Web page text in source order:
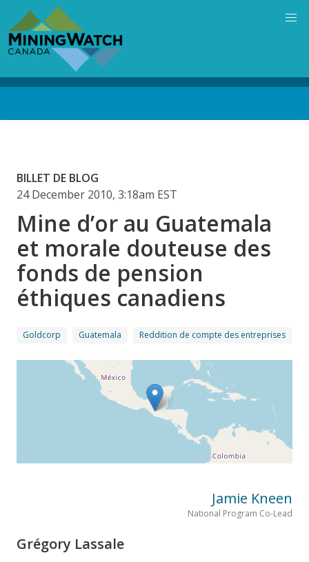
main
content
BILLET DE BLOG
24 December 2010, 3:18am EST
Mine d’or au Guatemala
et morale douteuse des
fonds de pension
éthiques canadiens
Goldcorp Guatemala Reddition de compte des entreprises
Jamie Kneen
National Program Co-Lead
Grégory Lassale